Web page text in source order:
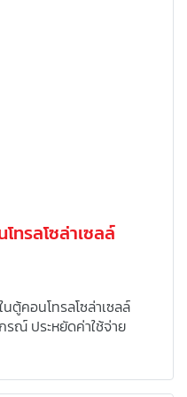
ทรลโซล่าเซลล์
ตู้คอนโทรลโซล่าเซลล์
ณ์ ประหยัดค่าใช้จ่าย